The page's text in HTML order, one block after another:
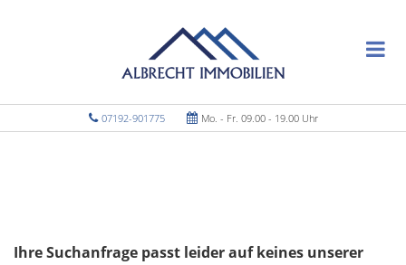
07192-901775 Mo. - Fr. 09.00 - 19.00 Uhr
Ihre Suchanfrage passt leider auf keines unserer